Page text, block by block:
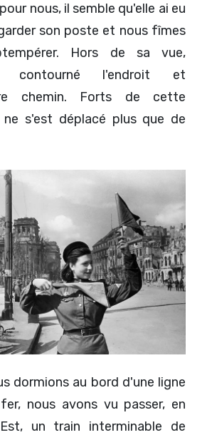
nous, il semble qu'elle ai eu
son poste et nous fîmes
Hors de sa vue,
contourné l'endroit et
chemin. Forts de cette
ne s'est déplacé plus que de
dormions au bord d'une ligne
nous avons vu passer, en
un train interminable de